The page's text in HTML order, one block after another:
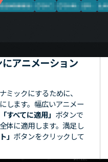
アニメーション
ミックにするために、
します。幅広いアニメー
「すべてに適用」 ボタンで
体に適用します。満足し
」 ボタンをクリックして